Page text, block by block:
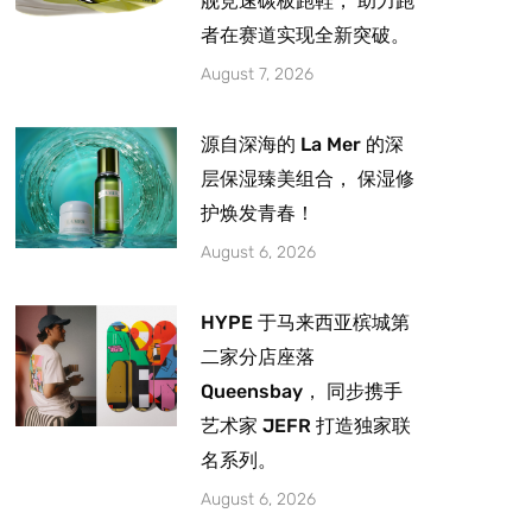
者在赛道实现全新突破。
August 7, 2026
源自深海的 La Mer 的深
层保湿臻美组合， 保湿修
护焕发青春！
August 6, 2026
HYPE 于马来西亚槟城第
二家分店座落
Queensbay， 同步携手
艺术家 JEFR 打造独家联
名系列。
August 6, 2026